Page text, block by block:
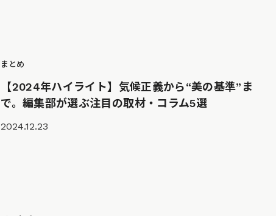
まとめ
【2024年ハイライト】気候正義から“美の基準”ま
で。編集部が選ぶ注目の取材・コラム5選
2024.12.23